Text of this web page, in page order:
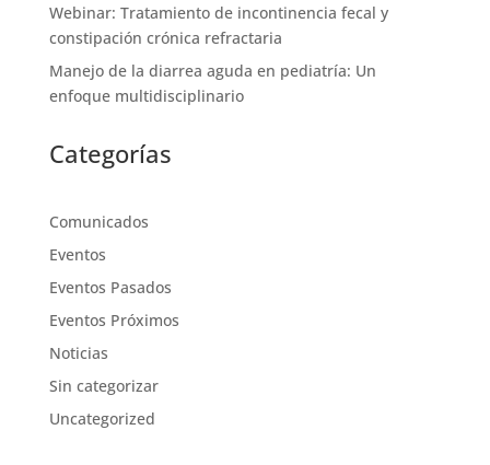
Webinar: Tratamiento de incontinencia fecal y
constipación crónica refractaria
Manejo de la diarrea aguda en pediatría: Un
enfoque multidisciplinario
Categorías
Comunicados
Eventos
Eventos Pasados
Eventos Próximos
Noticias
Sin categorizar
Uncategorized